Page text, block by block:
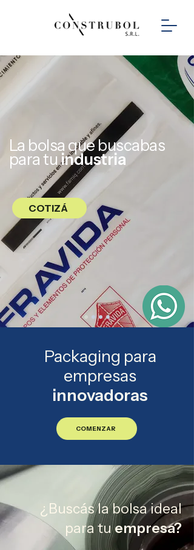
La bolsa que buscabas
para tuindustria
COTIZÁ
Packaging para
empresas
innovadoras
COMENZAR
¿Buscás la bolsa ideal
para tuempresa?